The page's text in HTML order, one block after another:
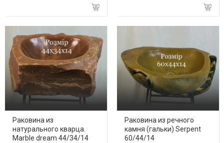
Раковина из
натурального кварца.
Marble dream 44/34/14
Раковина из речного
камня (гальки) Serpent
60/44/14